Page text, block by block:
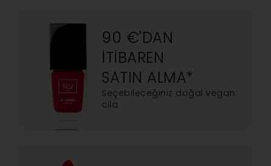
90 €'DAN
ITIBAREN
SATIN ALMA*
Seçebileceğiniz doğal vegan
cila